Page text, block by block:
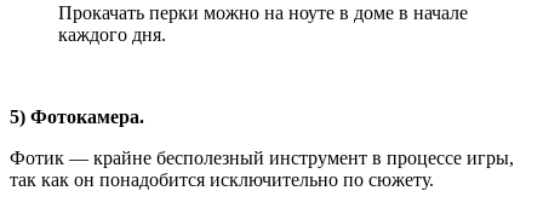
Прокачать перки можно на ноуте в доме в начале
каждого дня.
5) Фотокамера.
Фотик — крайне бесполезный инструмент в процессе игры,
так как он понадобится исключительно по сюжету.